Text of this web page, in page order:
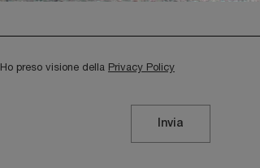
Ho preso visione della Privacy Policy
Invia